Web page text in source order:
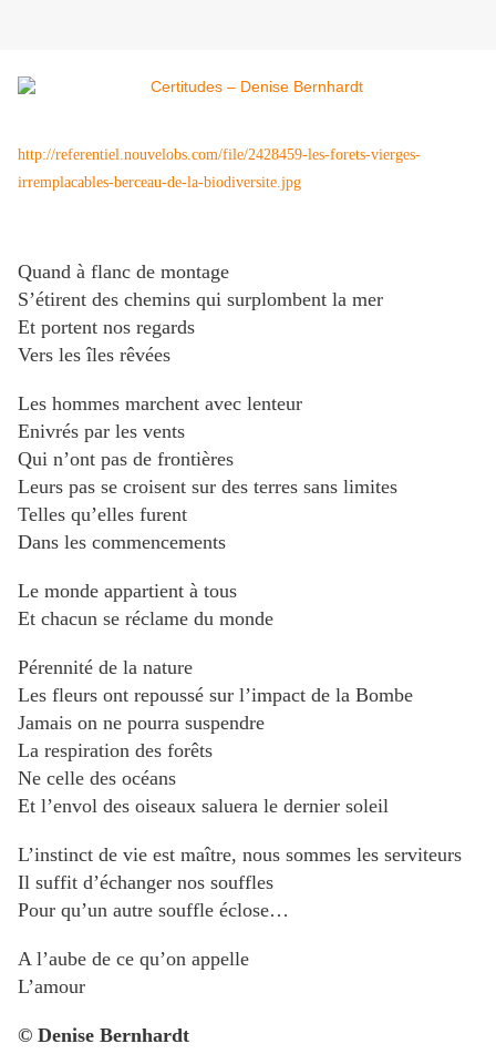
http://referentiel.nouvelobs.com/file/2428459-les-forets-vierges-
irremplacables-berceau-de-la-biodiversite.jpg
Quand à flanc de montage
S’étirent des chemins qui surplombent la mer
Et portent nos regards
Vers les îles rêvées
Les hommes marchent avec lenteur
Enivrés par les vents
Qui n’ont pas de frontières
Leurs pas se croisent sur des terres sans limites
Telles qu’elles furent
Dans les commencements
Le monde appartient à tous
Et chacun se réclame du monde
Pérennité de la nature
Les fleurs ont repoussé sur l’impact de la Bombe
Jamais on ne pourra suspendre
La respiration des forêts
Ne celle des océans
Et l’envol des oiseaux saluera le dernier soleil
L’instinct de vie est maître, nous sommes les serviteurs
Il suffit d’échanger nos souffles
Pour qu’un autre souffle éclose…
A l’aube de ce qu’on appelle
L’amour
© Denise Bernhardt